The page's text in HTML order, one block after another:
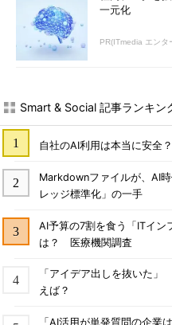
一元化
PR(ITmedia エンタ
Smart & Social 記事ランキン
自社のAI利用は本当に安全
Markdownファイルが、AI
レッジ標準化」の一手
AI予算の7割を食う「ITイン
は？ 医療機関調査
「アイデア出しを抜いた
えば？
「AI活用が単発質問の企